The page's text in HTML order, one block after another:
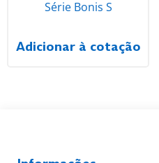
Série Bonis S
Adicionar à cotação